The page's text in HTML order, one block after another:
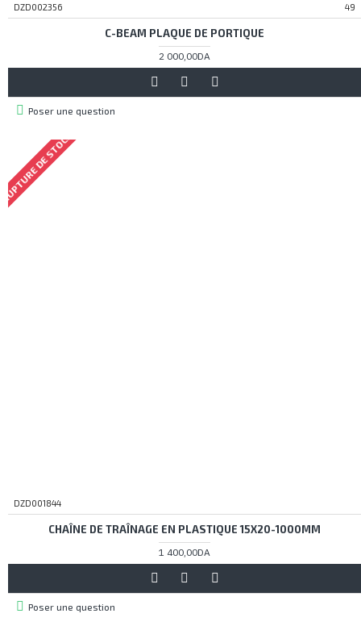
DZD002356 49
C-BEAM PLAQUE DE PORTIQUE
2 000,00DA
Poser une question
DE STOCK
DZD001844
CHAÎNE DE TRAÎNAGE EN PLASTIQUE 15X20-1000MM
1 400,00DA
Poser une question